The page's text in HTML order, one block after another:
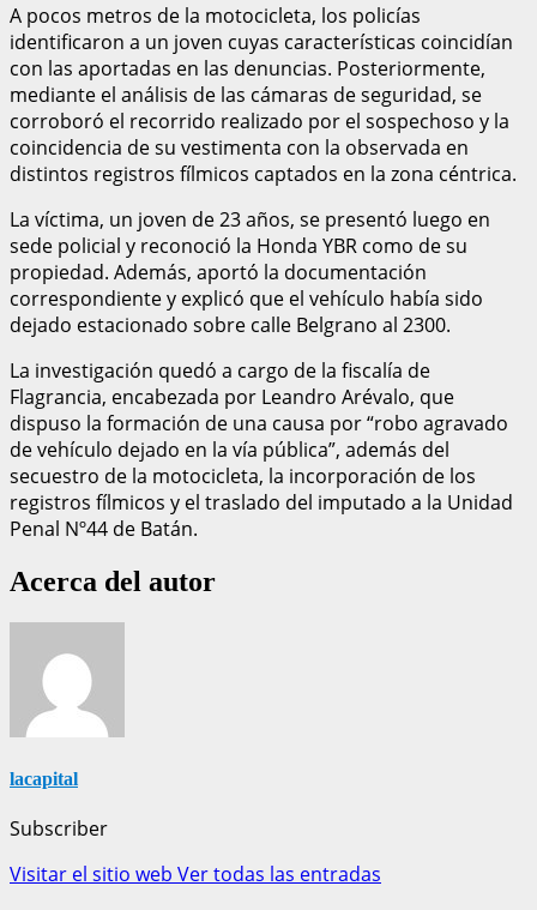
A pocos metros de la motocicleta, los policías
identificaron a un joven cuyas características coincidían
con las aportadas en las denuncias. Posteriormente,
mediante el análisis de las cámaras de seguridad, se
corroboró el recorrido realizado por el sospechoso y la
coincidencia de su vestimenta con la observada en
distintos registros fílmicos captados en la zona céntrica.
La víctima, un joven de 23 años, se presentó luego en
sede policial y reconoció la Honda YBR como de su
propiedad. Además, aportó la documentación
correspondiente y explicó que el vehículo había sido
dejado estacionado sobre calle Belgrano al 2300.
La investigación quedó a cargo de la fiscalía de
Flagrancia, encabezada por Leandro Arévalo, que
dispuso la formación de una causa por “robo agravado
de vehículo dejado en la vía pública”, además del
secuestro de la motocicleta, la incorporación de los
registros fílmicos y el traslado del imputado a la Unidad
Penal Nº44 de Batán.
Acerca del autor
lacapital
Subscriber
Visitar el sitio web Ver todas las entradas